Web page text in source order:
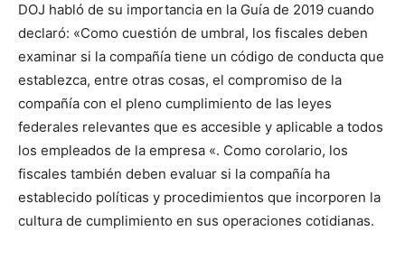
DOJ habló de su importancia en la Guía de 2019 cuando
declaró: «Como cuestión de umbral, los fiscales deben
examinar si la compañía tiene un código de conducta que
establezca, entre otras cosas, el compromiso de la
compañía con el pleno cumplimiento de las leyes
federales relevantes que es accesible y aplicable a todos
los empleados de la empresa «. Como corolario, los
fiscales también deben evaluar si la compañía ha
establecido políticas y procedimientos que incorporen la
cultura de cumplimiento en sus operaciones cotidianas.